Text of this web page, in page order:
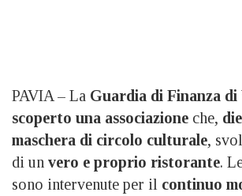
PAVIA – La Guardia di Finanza di
scoperto una associazione che,
maschera di circolo culturale,
di un vero e proprio ristorante. L
sono intervenute per il continuo